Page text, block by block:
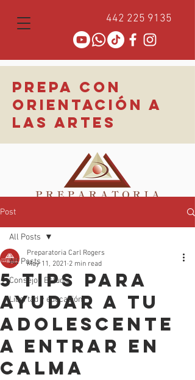
442 225 9135
PREPA CON
ORIENTACIÓN A
LAS ARTES
Post
All Posts
Consejos Estudio
Libertad y educación
All Posts
5 tips para
ayudar a tu
adolescente
a entrar en
calma
Preparatoria Carl Rogers
May 11, 2021 2 min read